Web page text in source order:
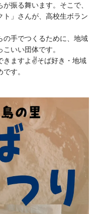
振る舞います。そこで、
ト」さんが、高校生ボラン
の手でつくるために、地域
いい団体です。
きますよ✌️そば好き・地域
す。